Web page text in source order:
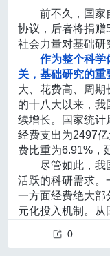
南》建议以保守治
预。
在儿童方面，
脑梗死复发率较高
《指南》强调应积
能，同时明确不推
避免不必要的手术
卒中后血运重
《指南》建议
运重建，先以内科
估手术时机。
性不足够高， 不推
炉甘石洗剂是一种
蚊虫叮咬等轻度皮
抹在患处，其蒸
应”来缓解瘙痒。
瘙痒，但使用较为
制使用次数。
形象成功出圈，
有了这些个
如何讲出来的？李
，“电影本身就
要有一个冒险旅程
变的过程，同时情
众。”由于观众对
电影节奏把控的科
旅”模型紧密对应
成功应用特别符合
众乐意接受，《
一篇老少咸宜的现
2
《哪吒2》中
主讲人：
林
合专委会常务副主
性认识，是能够
航”。特别是在人
术加速涌现的当
要而紧迫。
我们欣喜地看到一
动期间，设置了国
动；中国科技馆
校、科技领军企业
来，我们仍要重点
嵌入科研人才培养
振。
高质量科普需要
总量仍然偏少，特
据2023年度数据
其中科普专职人员
前不久，国家
协议，后者将捐赠
社会力量对基础研
作为整个科学
关，基础研究的重
大、花费高、周期
的十八大以来，
续增长。国家统计
经费支出为2497
费比重为6.91%，
尽管如此，我
活跃的科研需求。
一方面经费绝大部
元化投入机制。从
对基础研究的贡
0